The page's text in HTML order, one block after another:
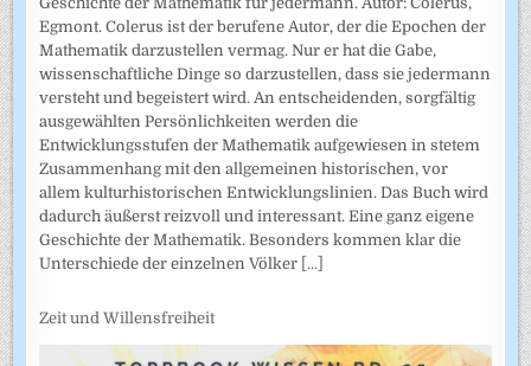
Egmont. Colerus ist der berufene Autor, der die Epochen der
Mathematik darzustellen vermag. Nur er hat die Gabe,
wissenschaftliche Dinge so darzustellen, dass sie jedermann
versteht und begeistert wird. An entscheidenden, sorgfältig
ausgewählten Persönlichkeiten werden die
Entwicklungsstufen der Mathematik aufgewiesen in stetem
Zusammenhang mit den allgemeinen historischen, vor
allem kulturhistorischen Entwicklungslinien. Das Buch wird
dadurch äußerst reizvoll und interessant. Eine ganz eigene
Geschichte der Mathematik. Besonders kommen klar die
Unterschiede der einzelnen Völker [...]
Zeit und Willensfreiheit